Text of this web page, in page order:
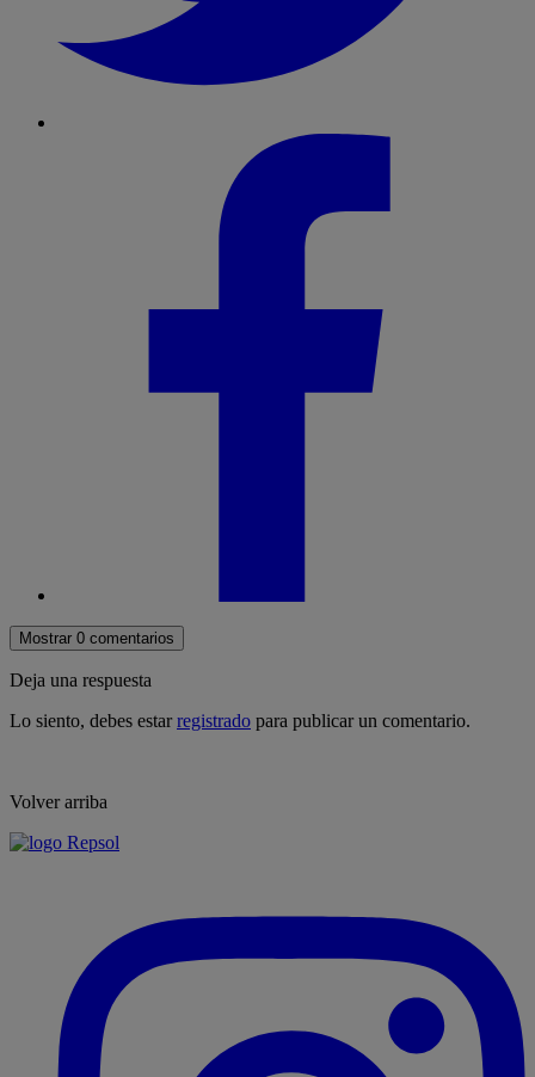
Mostrar 0 comentarios
Deja una respuesta
Lo siento, debes estarregistrado para publicar un comentario.
Volver arriba